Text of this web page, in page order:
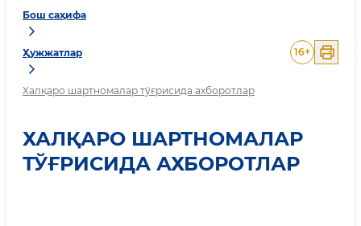
Бош саҳифа
Ҳужжатлар
Халқаро шартномалар тўғрисида ахборотлар
16+
ХАЛҚАРО ШАРТНОМАЛАР
ТЎҒРИСИДА АХБОРОТЛАР